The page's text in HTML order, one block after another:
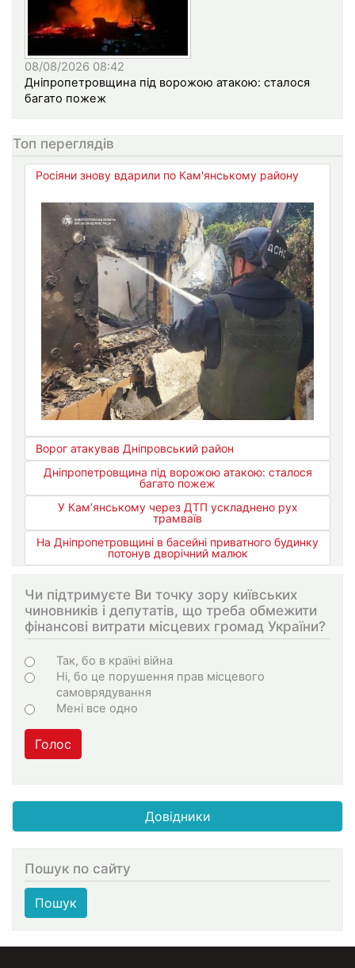
08/08/2026 08:42
Дніпропетровщина під ворожою атакою: сталося
багато пожеж
Топ переглядів
Росіяни знову вдарили по Кам'янському району
Ворог атакував Дніпровський район
Дніпропетровщина під ворожою атакою: сталося
багато пожеж
У Кам’янському через ДТП ускладнено рух
трамваїв
На Дніпропетровщині в басейні приватного будинку
потонув дворічний малюк
Чи підтримуєте Ви точку зору київських
чиновників і депутатів, що треба обмежити
фінансові витрати місцевих громад України?
Варіанти
Так, бо в країні війна
Ні, бо це порушення прав місцевого
самоврядування
Мені все одно
Голос
Довідники
Пошук по сайту
Пошук